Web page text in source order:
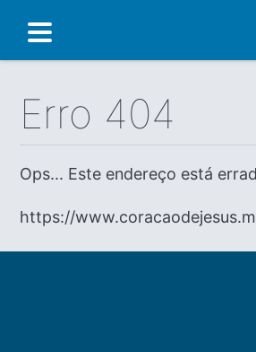
Erro 404
Ops... Este endereço está
https://